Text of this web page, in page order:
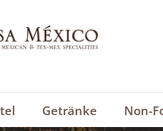
Getränke Non-